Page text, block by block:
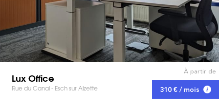
Lux Office
Rue du Canal - Esch sur Alzette
À partir de
310 € / mois